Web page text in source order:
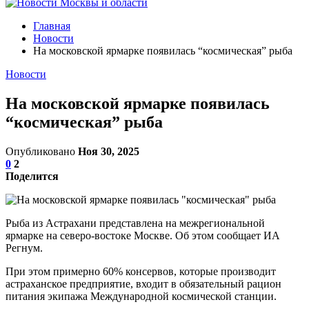
Главная
Новости
На московской ярмарке появилась “космическая” рыба
Новости
На московской ярмарке появилась
“космическая” рыба
Опубликовано Ноя 30, 2025
0 2
Поделится
Рыба из Астрахани представлена на межрегиональной
ярмарке на северо-востоке Москве. Об этом сообщает ИА
Регнум.
При этом примерно 60% консервов, которые производит
астраханское предприятие, входит в обязательный рацион
питания экипажа Международной космической станции.